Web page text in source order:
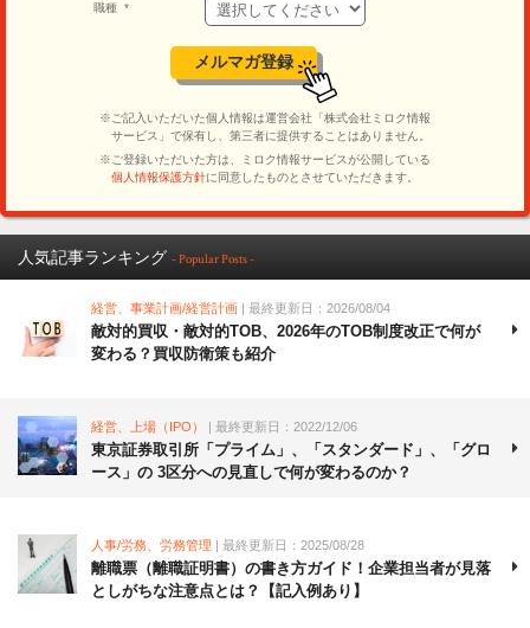
人気記事ランキング - Popular Posts -
経営、事業計画/経営計画 | 最終更新日：2026/08/04
敵対的買収・敵対的TOB、2026年のTOB制度改正で何が
変わる？買収防衛策も紹介
経営、上場（IPO） | 最終更新日：2022/12/06
東京証券取引所「プライム」、「スタンダード」、「グロ
ース」の 3区分への見直しで何が変わるのか？
人事/労務、労務管理 | 最終更新日：2025/08/28
離職票（離職証明書）の書き方ガイド！企業担当者が見落
としがちな注意点とは？【記入例あり】